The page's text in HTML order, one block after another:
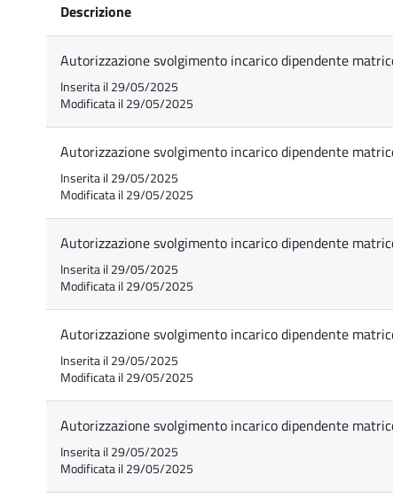
Descrizione
Autorizzazione svolgimento incarico dipendente
Inserita il 29/05/2025
Modificata il 29/05/2025
Autorizzazione svolgimento incarico dipendente
Inserita il 29/05/2025
Modificata il 29/05/2025
Autorizzazione svolgimento incarico dipendente
Inserita il 29/05/2025
Modificata il 29/05/2025
Autorizzazione svolgimento incarico dipendente
Inserita il 29/05/2025
Modificata il 29/05/2025
Autorizzazione svolgimento incarico dipendente
Inserita il 29/05/2025
Modificata il 29/05/2025